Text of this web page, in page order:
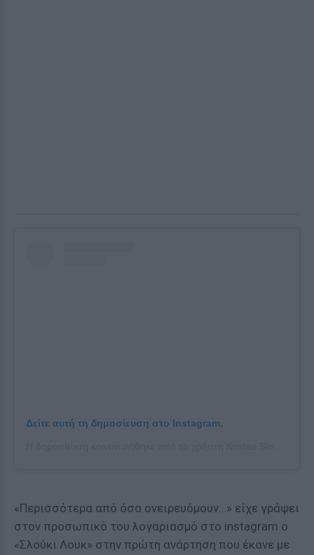
Δείτε αυτή τη δημοσίευση στο Instagram.
«Περισσότερα από όσα ονειρευόμουν…» είχε γράψει
στον προσωπικό του λογαριασμό στο instagram ο
«Σλούκι Λουκ» στην πρώτη ανάρτηση που έκανε με